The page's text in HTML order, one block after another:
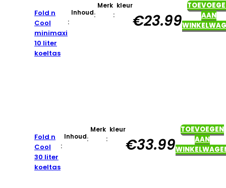
Fold n
Cool
minimaxi
10 liter
koeltas
Inhoud
:
Merk
:
kleur
:
€23.99
AAN
Fold n
Cool
30 liter
koeltas
Inhoud
:
Merk
:
kleur
:
€33.99
TOEVOEGEN
AAN